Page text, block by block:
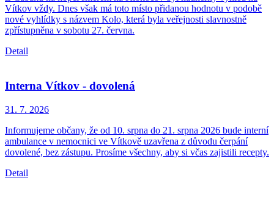
Vítkov vždy. Dnes však má toto místo přidanou hodnotu v podobě
nové vyhlídky s názvem Kolo, která byla veřejnosti slavnostně
zpřístupněna v sobotu 27. června.
Detail
Interna Vítkov - dovolená
31. 7. 2026
Informujeme občany, že od 10. srpna do 21. srpna 2026 bude interní
ambulance v nemocnici ve Vítkově uzavřena z důvodu čerpání
dovolené, bez zástupu. Prosíme všechny, aby si včas zajistili recepty.
Detail